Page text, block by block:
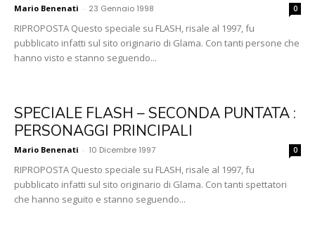
Mario Benenati - 23 Gennaio 1998 0
RIPROPOSTA Questo speciale su FLASH, risale al 1997, fu
pubblicato infatti sul sito originario di Glama. Con tanti persone che
hanno visto e stanno seguendo...
SPECIALE FLASH – SECONDA PUNTATA :
PERSONAGGI PRINCIPALI
Mario Benenati - 10 Dicembre 1997 0
RIPROPOSTA Questo speciale su FLASH, risale al 1997, fu
pubblicato infatti sul sito originario di Glama. Con tanti spettatori
che hanno seguito e stanno seguendo...